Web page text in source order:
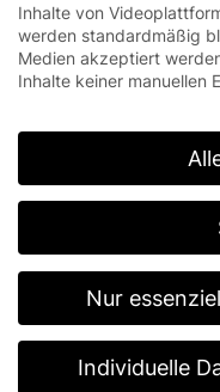
Höchste
und
Abläufe.
Stabile
zwischen
Weiterbearbeitung
Prozesse in der
Sicherheit der
Inhalte von
werden standardmäßig
Medien akzeptiert
Inhalte keiner manuellen
Nur
Individuelle